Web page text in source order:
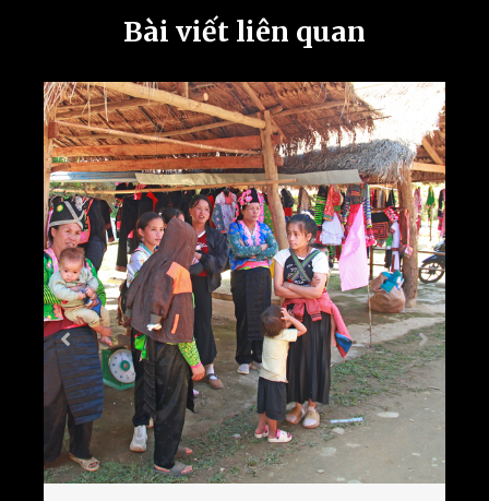
Bài viết liên quan